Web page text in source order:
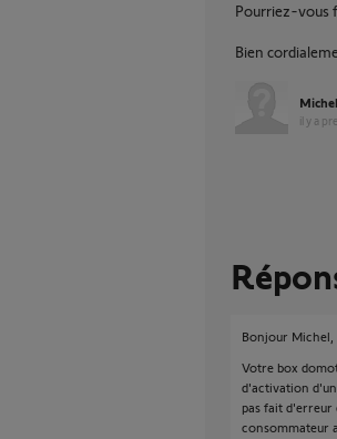
Pourriez-vous
Bien
il y a
Bonjour Michel,
Votre box
d'activation d'un
pas fait d'erreur
consommateur